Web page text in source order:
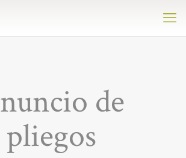
de
pliegos